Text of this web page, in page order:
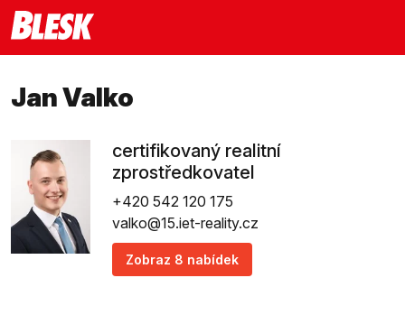
Jan Valko
certifikovaný realitní
zprostředkovatel
+420 542 120 175
valko@15.iet-reality.cz
Zobraz 8 nabídek